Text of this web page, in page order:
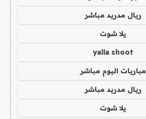
ريال مدريد مباشر
يلا شوت
yalla shoot
مباريات اليوم مباشر
ريال مدريد مباشر
يلا شوت